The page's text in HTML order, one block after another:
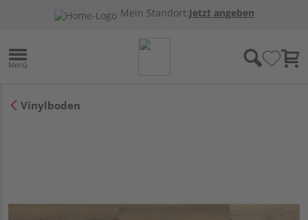
Mein Standort:Jetzt angeben
Vinylboden